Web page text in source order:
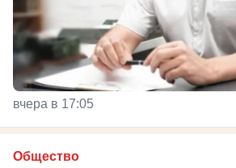
вчера в 17:05
Общество